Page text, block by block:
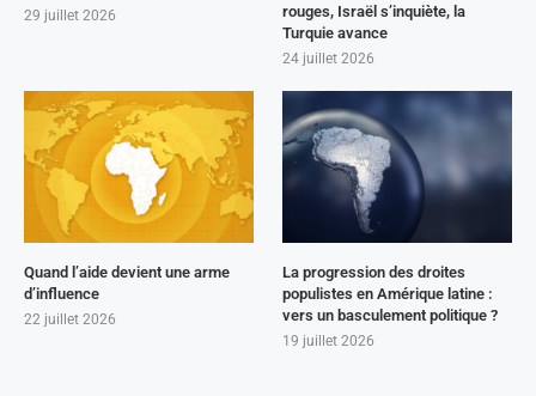
29 juillet 2026
rouges, Israël s’inquiète, la
Turquie avance
24 juillet 2026
Quand l’aide devient une arme
d’influence
22 juillet 2026
La progression des droites
populistes en Amérique latine :
vers un basculement politique ?
19 juillet 2026